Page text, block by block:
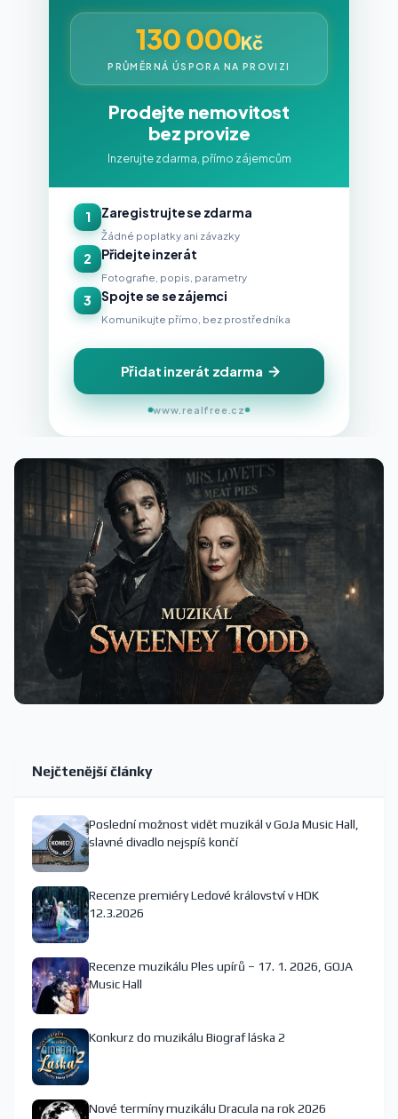
130 000Kč
PRŮMĚRNÁ ÚSPORA NA PROVIZI
Prodejte nemovitost
bez provize
Inzerujte zdarma, přímo zájemcům
1 Zaregistrujte se zdarma
Žádné poplatky ani závazky
2 Přidejte inzerát
Fotografie, popis, parametry
3 Spojte se se zájemci
Komunikujte přímo, bez prostředníka
Přidat inzerát zdarma
www.realfree.cz
Nejčtenější články
Poslední možnost vidět muzikál v GoJa Music Hall,
slavné divadlo nejspíš končí
Recenze premiéry Ledové království v HDK
12.3.2026
Recenze muzikálu Ples upírů – 17. 1. 2026, GOJA
Music Hall
Konkurz do muzikálu Biograf láska 2
Nové termíny muzikálu Dracula na rok 2026